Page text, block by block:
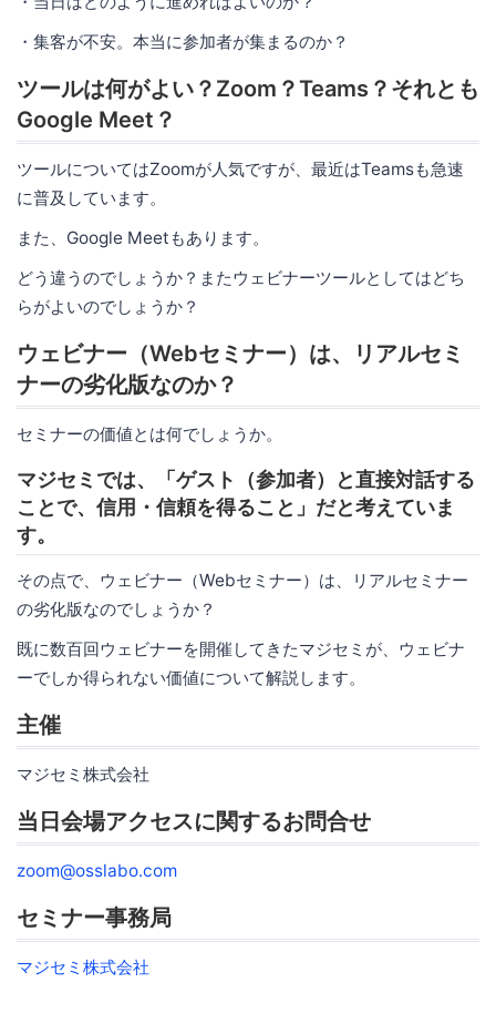
・集客が不安。本当に参加者が集まるのか？
ツールは何がよい？Zoom？Teams？それとも
Google Meet？
ツールについてはZoomが人気ですが、最近はTeamsも急速
に普及しています。
また、Google Meetもあります。
どう違うのでしょうか？またウェビナーツールとしてはどち
らがよいのでしょうか？
ウェビナー（Webセミナー）は、リアルセミ
ナーの劣化版なのか？
セミナーの価値とは何でしょうか。
マジセミでは、「ゲスト（参加者）と直接対話する
ことで、信用・信頼を得ること」だと考えていま
す。
その点で、ウェビナー（Webセミナー）は、リアルセミナー
の劣化版なのでしょうか？
既に数百回ウェビナーを開催してきたマジセミが、ウェビナ
ーでしか得られない価値について解説します。
主催
マジセミ株式会社
当日会場アクセスに関するお問合せ
zoom@osslabo.com
セミナー事務局
マジセミ株式会社